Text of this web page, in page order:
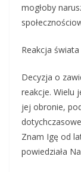
mogłoby
Reakcja
Decyzja o
reakcje. Wielu
jej obronie,
Znam Igę od
powiedziała